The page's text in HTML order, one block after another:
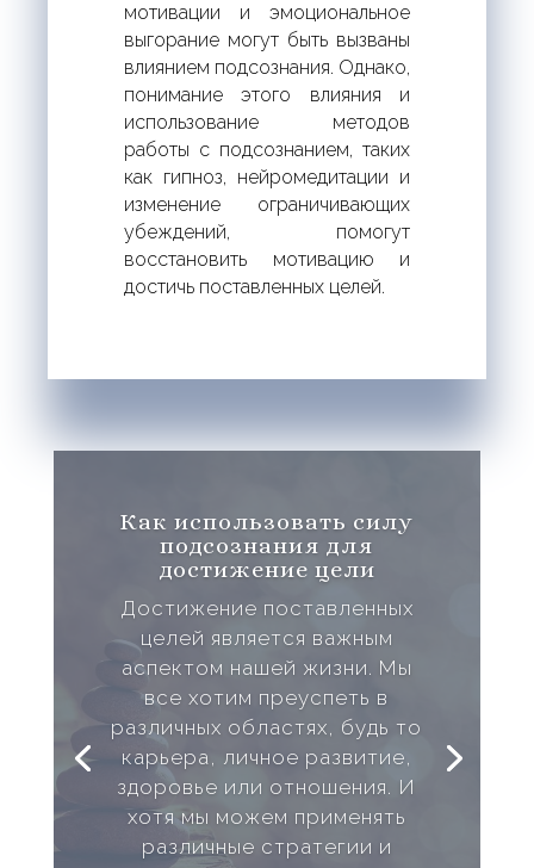
мотивации и эмоциональное
выгорание могут быть вызваны
влиянием подсознания. Однако,
понимание этого влияния и
использование методов
работы с подсознанием, таких
как гипноз, нейромедитации и
изменение ограничивающих
убеждений, помогут
восстановить мотивацию и
достичь поставленных целей.
Как использовать силу
подсознания для
достижение цели
Достижение поставленных
целей является важным
аспектом нашей жизни. Мы
все хотим преуспеть в
различных областях, будь то
карьера, личное развитие,
здоровье или отношения. И
хотя мы можем применять
различные стратегии и